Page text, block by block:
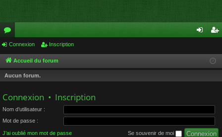
or
u
m
cri
Connexion Inscription
Accueil du forum
Aucun forum.
Connexion • Inscription
Nom d’utilisateur :
Mot de passe :
J’ai oublié mon mot de passe Se souvenir de moi